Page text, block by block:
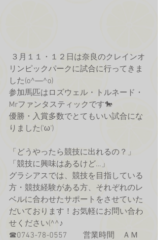
リンピックパークに試合に行ってきま
した(o^―^o)
参加馬匹はロズウェル・トルネード・
Mrファンタスティックです🐎
優勝・入賞多数でとてもいい試合にな
りました('ω')
「どうやったら競技に出れるの？」
「競技に興味はあるけど…」
グラシアスでは、競技を目指している
方・競技経験がある方、それぞれのレ
ベルに合わせたサポートをさせていた
だいております！お気軽にお問い合わ
せください(^^♪
☎0743-78-0557　　営業時間　ＡＭ